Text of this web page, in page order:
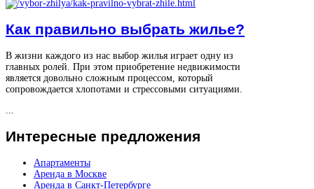
Как правильно выбрать жилье?
В жизни каждого из нас выбор жилья играет одну из
главных ролей. При этом приобретение недвижимости
является довольно сложным процессом, который
сопровождается хлопотами и стрессовыми ситуациями.
Интересные предложения
Апартаменты
Аренда в Москве
Аренда в Санкт-Петербурге